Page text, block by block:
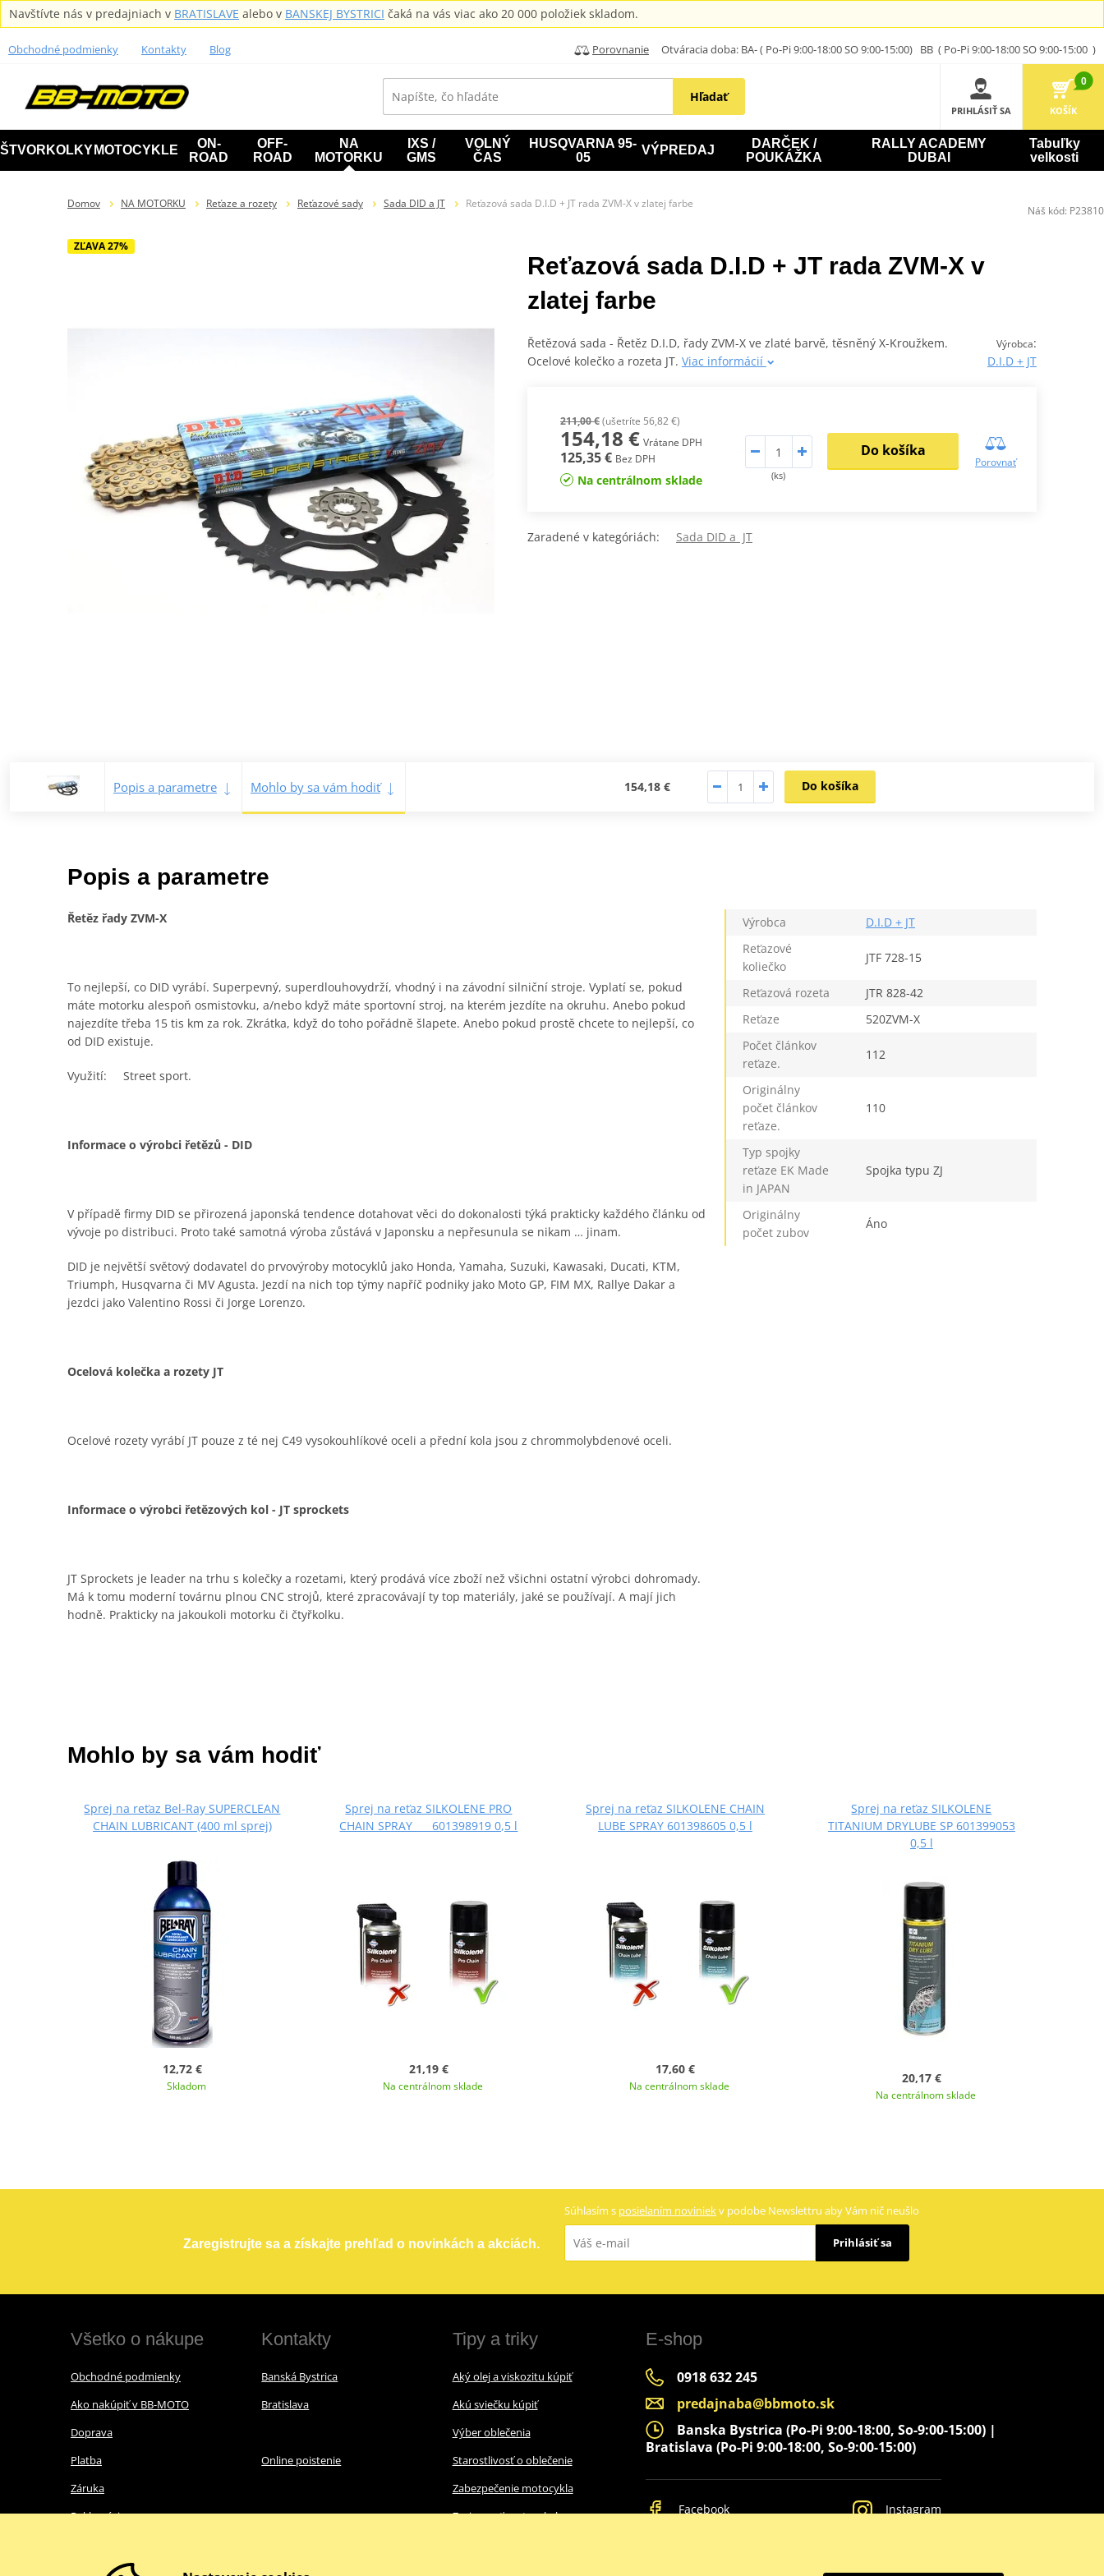
Navštívte nás v predajniach v BRATISLAVE alebo v BANSKEJ BYSTRICI čaká na vás viac ako 20 000 položiek skladom.
Obchodné podmienky Kontakty Blog Porovnanie Otváracia doba: BA- ( Po-Pi 9:00-18:00 SO 9:00-15:00) BB ( Po-Pi 9:00-18:00 SO 9:00-15:00 )
Hľadať
PRIHLÁSIŤ SA
0
KOŠÍK
ŠTVORKOLKY MOTOCYKLE
ON-
ROAD
OFF-
ROAD
NA
MOTORKU
IXS /
GMS
VOLNÝ
ČAS
HUSQVARNA 95-
05
VÝPREDAJ
DARČEK /
POUKÁŽKA
RALLY ACADEMY
DUBAI
Tabuľky
velkosti
Domov NA MOTORKU Reťaze a rozety Reťazové sady Sada DID a JT Reťazová sada D.I.D + JT rada ZVM-X v zlatej farbe
ZĽAVA 27%
Reťazová sada D.I.D + JT rada ZVM-X v
zlatej farbe
Výrobca:
D.I.D + JT
Řetězová sada - Řetěz D.I.D, řady ZVM-X ve zlaté barvě, těsněný X-Kroužkem.
Ocelové kolečko a rozeta JT. Viac informácií
211,00 €(ušetríte 56,82 €)
154,18 € Vrátane DPH
125,35 € Bez DPH
Na centrálnom sklade (ks)
Do košíka
Porovnať
Zaradené v kategóriách: Sada DID a JT
Popis a parametre Mohlo by sa vám hodiť 154,18 € Do košíka
Popis a parametre
Řetěz řady ZVM-X
To nejlepší, co DID vyrábí. Superpevný, superdlouhovydrží, vhodný i na závodní silniční stroje. Vyplatí se, pokud
máte motorku alespoň osmistovku, a/nebo když máte sportovní stroj, na kterém jezdíte na okruhu. Anebo pokud
najezdíte třeba 15 tis km za rok. Zkrátka, když do toho pořádně šlapete. Anebo pokud prostě chcete to nejlepší, co
od DID existuje.
Využití: Street sport.
Informace o výrobci řetězů - DID
V případě firmy DID se přirozená japonská tendence dotahovat věci do dokonalosti týká prakticky každého článku od
vývoje po distribuci. Proto také samotná výroba zůstává v Japonsku a nepřesunula se nikam … jinam.
DID je největší světový dodavatel do prvovýroby motocyklů jako Honda, Yamaha, Suzuki, Kawasaki, Ducati, KTM,
Triumph, Husqvarna či MV Agusta. Jezdí na nich top týmy napříč podniky jako Moto GP, FIM MX, Rallye Dakar a
jezdci jako Valentino Rossi či Jorge Lorenzo.
Ocelová kolečka a rozety JT
Ocelové rozety vyrábí JT pouze z té nej C49 vysokouhlíkové oceli a přední kola jsou z chrommolybdenové oceli.
Informace o výrobci řetězových kol - JT sprockets
JT Sprockets je leader na trhu s kolečky a rozetami, který prodává více zboží než všichni ostatní výrobci dohromady.
Má k tomu moderní továrnu plnou CNC strojů, které zpracovávají ty top materiály, jaké se používají. A mají jich
hodně. Prakticky na jakoukoli motorku či čtyřkolku.
Výrobca
D.I.D + JT
Reťazové
koliečko
JTF 728-15
Reťazová rozeta
JTR 828-42
Reťaze
520ZVM-X
Počet článkov
reťaze.
112
Originálny
počet článkov
reťaze.
110
Typ spojky
reťaze EK Made
in JAPAN
Spojka typu ZJ
Originálny
počet zubov
Áno
Náš kód: P23810
Mohlo by sa vám hodiť
Sprej na reťaz Bel-Ray SUPERCLEAN
CHAIN LUBRICANT (400 ml sprej)
12,72 €
Skladom
Sprej na reťaz SILKOLENE PRO
CHAIN SPRAY 601398919 0,5 l
21,19 €
Na centrálnom sklade
Sprej na reťaz SILKOLENE CHAIN
LUBE SPRAY 601398605 0,5 l
17,60 €
Na centrálnom sklade
Sprej na reťaz SILKOLENE
TITANIUM DRYLUBE SP 601399053
0,5 l
20,17 €
Na centrálnom sklade
Zaregistrujte sa a získajte prehľad o novinkách a akciách.
Súhlasím s posielaním noviniekv podobe Newslettru aby Vám nič neušlo
Prihlásiť sa
Všetko o nákupe
Obchodné podmienky
Ako nakúpiť v BB-MOTO
Doprava
Platba
Záruka
Reklamácie
Nákup s nulovou DPH
Kontakty
Banská Bystrica
Bratislava
Online poistenie
Tipy a triky
Aký olej a viskozitu kúpiť
Akú sviečku kúpiť
Výber oblečenia
Starostlivosť o oblečenie
Zabezpečenie motocykla
Zazimovať motocykel
E-shop
0918 632 245
predajnaba@bbmoto.sk
Banska Bystrica (Po-Pi 9:00-18:00, So-9:00-15:00) |
Bratislava (Po-Pi 9:00-18:00, So-9:00-15:00)
Facebook Instagram